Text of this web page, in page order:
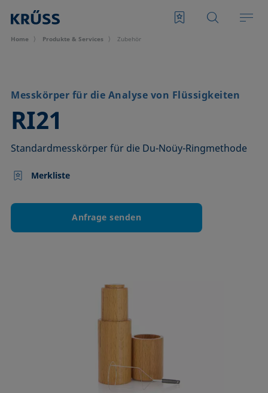
Home Produkte & Services Zubehör
Messkörper für die Analyse von Flüssigkeiten
RI21
–
Standardmesskörper für die Du-Noüy-Ringmethode
Merkliste
Anfrage senden